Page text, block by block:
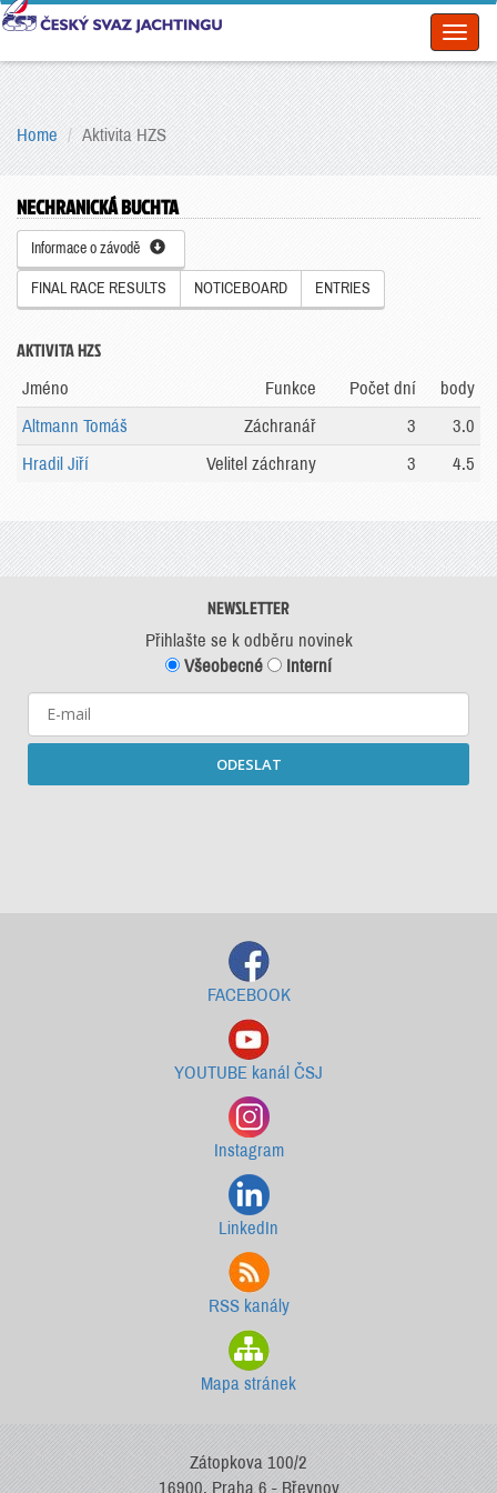
Home Aktivita HZS
NECHRANICKÁ BUCHTA
Informace o závodě
FINAL RACE RESULTS NOTICEBOARD ENTRIES
AKTIVITA HZS
Jméno Funkce Počet dní
body
Altmann Tomáš
Záchranář 3
3.0
Hradil Jiří
Velitel záchrany 3 4.5
NEWSLETTER
Přihlašte se k odběru novinek
Všeobecné
Interní
ODESLAT
FACEBOOK
YOUTUBE kanál ČSJ
Instagram
LinkedIn
RSS kanály
Mapa stránek
Zátopkova 100/2
16900, Praha 6 - Břevnov